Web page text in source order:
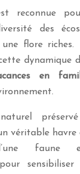
reconnue
des
flore riches.
dynamique
en
naturel
véritable havre
faune
pour